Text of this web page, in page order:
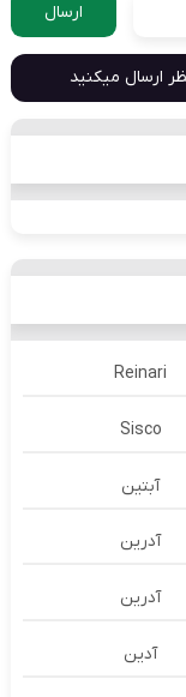
ارسال
ارسال میکنید
Reinari
Sisco
آبتین
آدرين
آدرین
آدین